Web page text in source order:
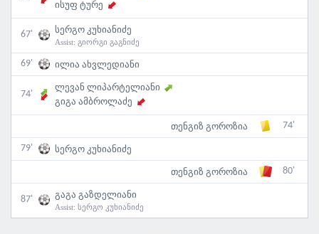
ისუფ ტურე
67' სერგო კუხიანიძე
Assist: გიორგი გაგნიძე
69' ილია ახვლედიანი
74'
ლევან ლიპარტელიანი
გიგა ამბროლაძე
თენგიზ გოროზია 74'
79' სერგო კუხიანიძე
თენგიზ გოროზია 80'
87' გაგა გაზდელიანი
Assist: სერგო კუხიანიძე